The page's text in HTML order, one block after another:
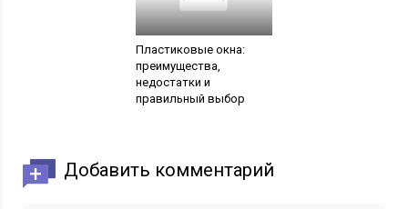
Пластиковые окна:
преимущества,
недостатки и
правильный выбор
Добавить комментарий